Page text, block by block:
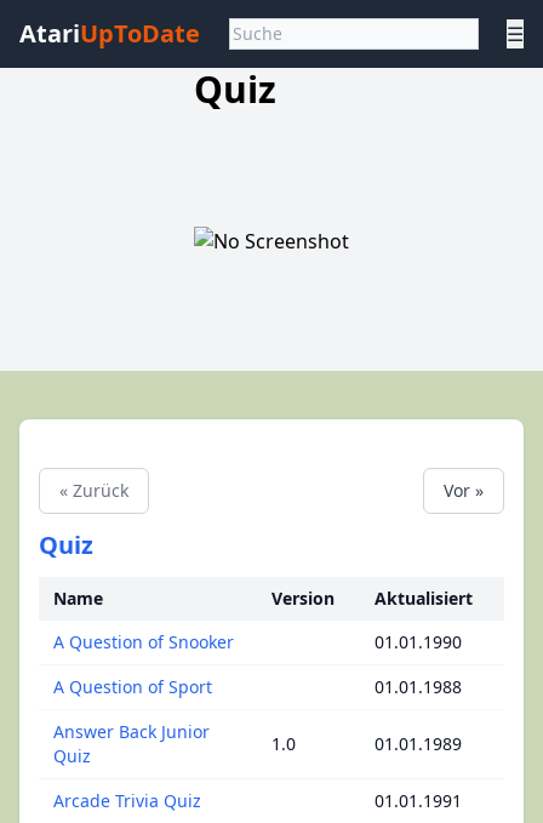
AtariUpToDate ☰
Quiz
« Zurück Vor »
Quiz
Name Version
Aktualisiert
A Question of Snooker
01.01.1990
A Question of Sport
01.01.1988
Answer Back Junior
Quiz
1.0 01.01.1989
Arcade Trivia Quiz
01.01.1991